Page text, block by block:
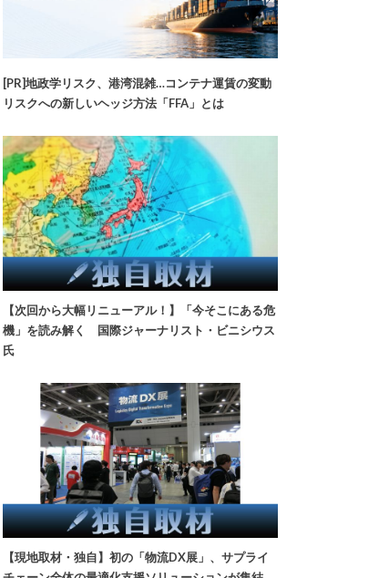
[PR]地政学リスク、港湾混雑…コンテナ運賃の変動
リスクへの新しいヘッジ方法「FFA」とは
【次回から大幅リニューアル！】「今そこにある危
機」を読み解く 国際ジャーナリスト・ビニシウス
氏
【現地取材・独自】初の「物流DX展」、サプライ